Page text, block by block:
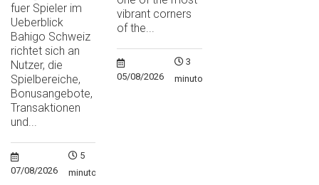
fuer Spieler im
Ueberblick
Bahigo Schweiz
richtet sich an
Nutzer, die
Spielbereiche,
Bonusangebote,
Transaktionen
und...
07/08/2026
5
minutos
vibrant corners
of the...
05/08/2026
3
minutos